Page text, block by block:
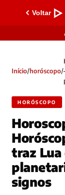
Voltar ▷
Início/horóscopo/
HORÓSCOPO
traz Lua
signos